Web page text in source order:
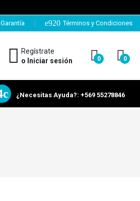
Garantía Términos y Condiciones
Regístrate
o Iniciar sesión
0 0
¿Necesitas Ayuda?: +569 55278846